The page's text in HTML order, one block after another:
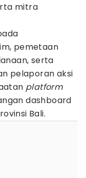
mitra
pemetaan
serta
pelaporan aksi
platform
dashboard
Bali.